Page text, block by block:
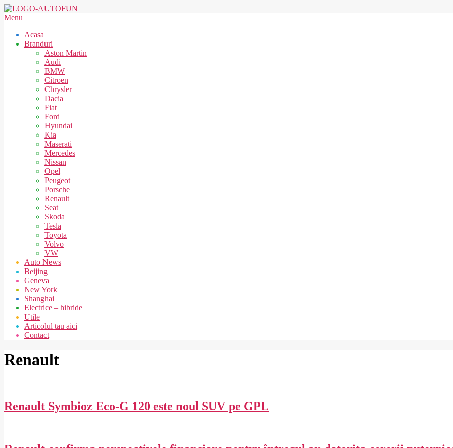
Skip
to
AUTOFUN
Secondary
Menu
Menu
Acasa
Branduri
Aston Martin
Audi
BMW
Citroen
Chrysler
Dacia
Fiat
Ford
Hyundai
Kia
Maserati
Mercedes
Nissan
Opel
Peugeot
Porsche
Renault
Seat
Skoda
Tesla
Toyota
Volvo
VW
Auto News
Beijing
Geneva
New York
Shanghai
Electrice – hibride
Utile
Articolul tau aici
Contact
Renault
Renault Symbioz Eco-G 120 este noul SUV pe GPL
21